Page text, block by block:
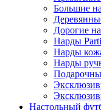
Большие
Дорогие
Нарды
Нарды
Нарды
Настольный